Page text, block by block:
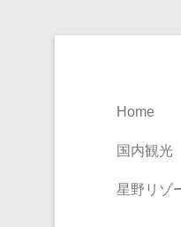
Home
国内観光
星野リゾ